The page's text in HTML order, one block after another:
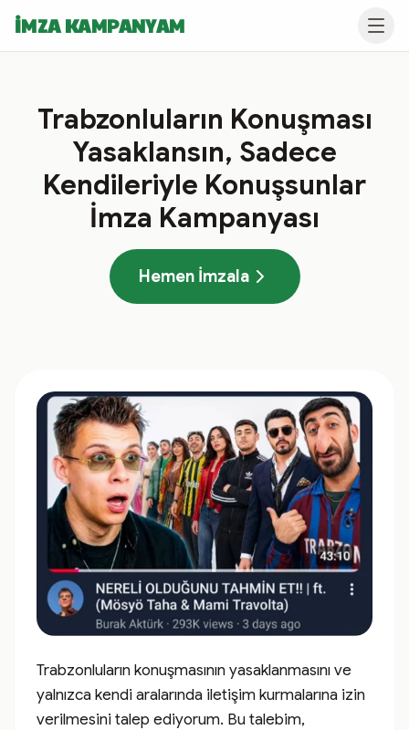
İMZA KAMPANYAM
Trabzonluların Konuşması
Yasaklansın, Sadece
Kendileriyle Konuşsunlar
İmza Kampanyası
Hemen İmzala
Trabzonluların konuşmasının yasaklanmasını ve
yalnızca kendi aralarında iletişim kurmalarına izin
verilmesini talep ediyorum. Bu talebim,